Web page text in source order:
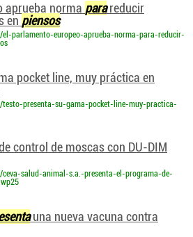
aprueba norma parareducir
en piensos
parlamento-europeo-aprueba-norma-para-reducir-
pocket line, muy práctica en
presenta-su-gama-pocket-line-muy-practica-
control de moscas con DU-DIM
salud-animal-s.a.-presenta-el-programa-de-
una nueva vacuna contra